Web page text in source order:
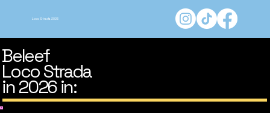
Loco Strada 2026
Beleef
Loco Strada
in 2026 in: